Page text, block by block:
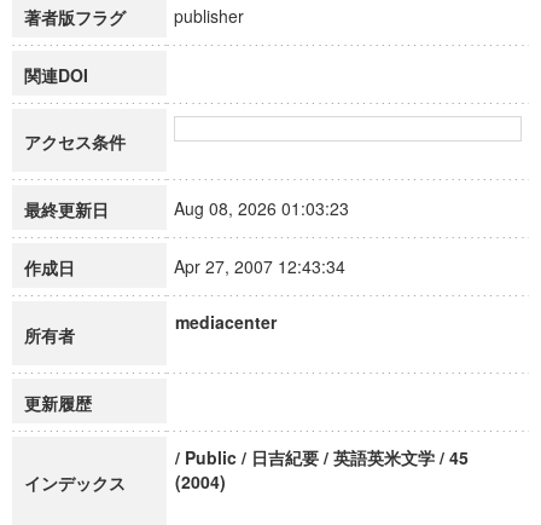
著者版フラグ publisher
関連DOI
アクセス条件
最終更新日 Aug 08, 2026 01:03:23
作成日 Apr 27, 2007 12:43:34
所有者
mediacenter
更新履歴
インデックス
/ Public / 日吉紀要 / 英語英米文学 / 45
(2004)